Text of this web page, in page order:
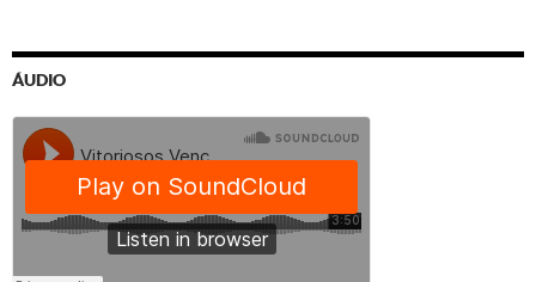
ÁUDIO